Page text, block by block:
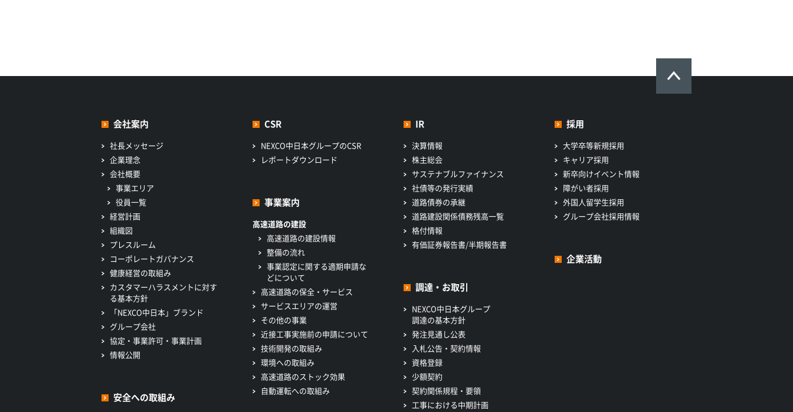
会社案内
社長メッセージ
企業理念
会社概要
事業エリア
役員一覧
経営計画
組織図
プレスルーム
コーポレートガバナンス
健康経営の取組み
カスタマーハラスメントに対す
る基本方針
「NEXCO中日本」ブランド
グループ会社
協定・事業許可・事業計画
情報公開
安全への取組み
CSR
NEXCO中日本グループのCSR
レポートダウンロード
事業案内
高速道路の建設
高速道路の建設情報
整備の流れ
事業認定に関する適期申請な
どについて
高速道路の保全・サービス
サービスエリアの運営
その他の事業
近接工事実施前の申請について
技術開発の取組み
環境への取組み
高速道路のストック効果
自動運転への取組み
IR
決算情報
株主総会
サステナブルファイナンス
社債等の発行実績
道路債券の承継
道路建設関係債務残高一覧
格付情報
有価証券報告書/半期報告書
調達・お取引
NEXCO中日本グループ
調達の基本方針
発注見通し公表
入札公告・契約情報
資格登録
少額契約
契約関係規程・要領
工事における中期計画
採用
大学卒等新規採用
キャリア採用
新卒向けイベント情報
障がい者採用
外国人留学生採用
グループ会社採用情報
企業活動